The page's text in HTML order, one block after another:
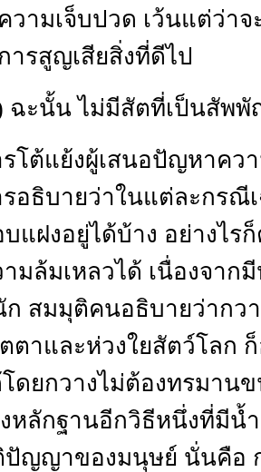
ความเจ็บปวด เว้นแต่ว่า
ารสูญเสียสิ่งที่ดีไป
ฉะนั้น ไม่มีสัตที่เป็นสัพ
โต้แย้งผู้เสนอปัญหาคว
อธิบายว่าในแต่ละกรณี
บแฝงอยู่ได้บ้าง อย่างไ
ามล้มเหลวได้ เนื่องจา
สมมุติคนอธิบายว่ากว
ตาและห่วงใยสัตว์โลก
ดยกวางไม่ต้องทรมา
งหลักฐานอีกวิธีหนึ่งที่มี
ญญาของมนุษย์ นั่นคือ ก